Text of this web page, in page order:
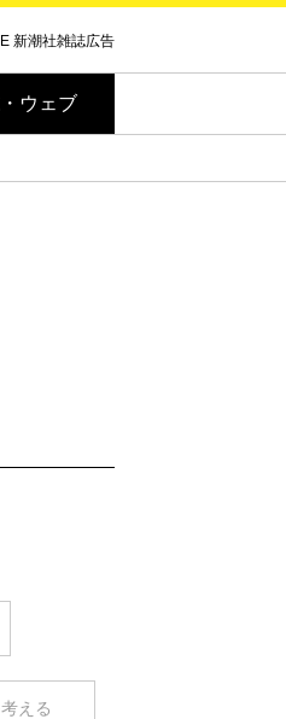
新潮社雑誌広告
ウェブ
える